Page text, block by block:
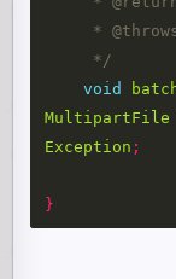
     */
void
MultipartFile
Exception ;
}